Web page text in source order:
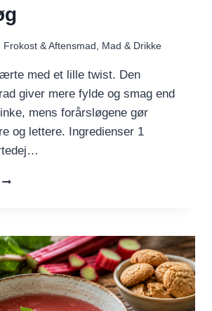
Frokost & Aftensmad , Mad & Drikke
med et lille twist. Den
giver mere fylde og smag end
mens forårsløgene gør
og lettere. Ingredienser 1